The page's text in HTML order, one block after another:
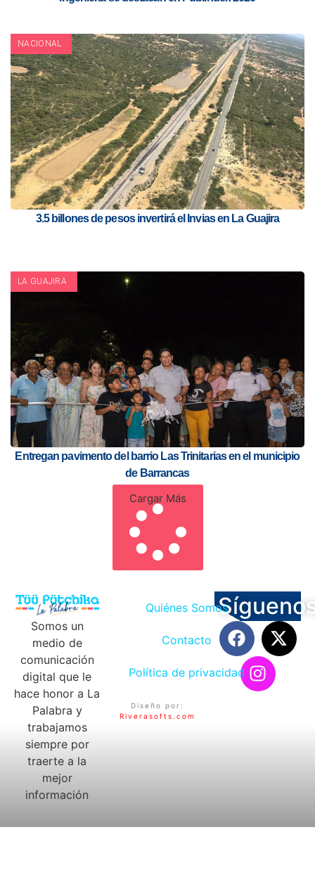
NACIONAL
3.5 billones de pesos invertirá el Invias en La Guajira
LA GUAJIRA
Entregan pavimento del barrio Las Trinitarias en el municipio
de Barrancas
Cargar Más
Somos un
medio de
comunicación
digital que le
hace honor a La
Palabra y
trabajamos
siempre por
traerte a la
mejor
información
Quiénes Somos
Contacto
Política de privacidad
Diseño por:
Riverasofts.com